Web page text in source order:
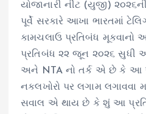
યોજાનારી નીટ (યુજી)
પૂર્વે સરકારે આખા ભારતમાં
કામચલાઉ પ્રતિબંધ
પ્રતિબંધ ૨૨ જૂન ૨૦૨૬ સુધી
અને NTA નો તર્ક એ છે કે આ
નકલખોરો પર લગામ લગાવવા
સવાલ એ થાય છે કે શું આ